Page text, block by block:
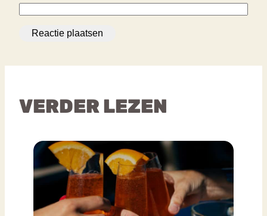
VERDER LEZEN